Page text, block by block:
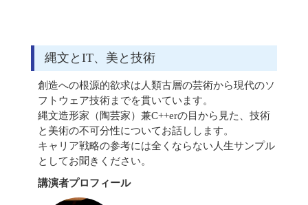
縄文とIT、美と技術
創造への根源的欲求は人類古層の芸術から現代のソ
フトウェア技術までを貫いています。
縄文造形家（陶芸家）兼C++erの目から見た、技術
と美術の不可分性についてお話しします。
キャリア戦略の参考には全くならない人生サンプル
としてお聞きください。
講演者プロフィール